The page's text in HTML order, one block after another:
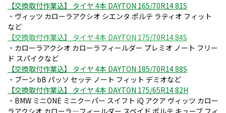
【交換取付作業込】 タイヤ 4本 DAYTON 165/70R14 81S
・ ヴィッツ カローラアクシオ シエンタ ポルテ ラティオ フィット
など
【交換取付作業込】 タイヤ 4本 DAYTON 175/70R14 84S
・ カローラアクシオ カローラフィールダー プレミオ ノート フリー
ド スパイクなど
【交換取付作業込】 タイヤ 4本 DAYTON 185/70R14 88S
・ ブーン bB パッソ セッテ ノート フィット デミオなど
【交換取付作業込】 タイヤ 4本 DAYTON 175/65R14 82H
・ BMW ミニONE ミニクーパー スイフト iQ アクア ヴィッツ カロー